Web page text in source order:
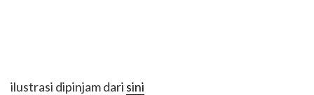
ilustrasi dipinjam dari sini